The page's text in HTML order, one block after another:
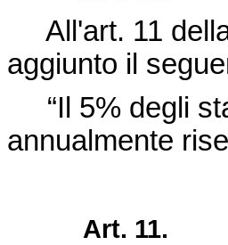
All'art. 11
aggiunto il
“Il 5% degli
annualmente
Art. 11.